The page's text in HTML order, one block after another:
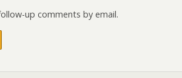
up comments by email.